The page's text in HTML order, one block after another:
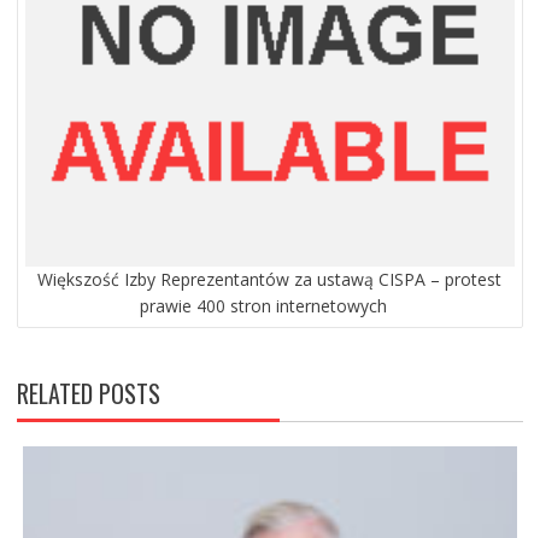
Większość Izby Reprezentantów za ustawą CISPA – protest
prawie 400 stron internetowych
RELATED POSTS